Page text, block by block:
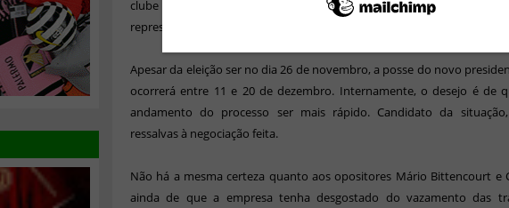
clube negocia com a Nike, de forma avançada. Inclusive já tendo
representantes desta empresa - confirmou Peter.
Apesar da eleição ser no dia 26 de novembro, a posse do novo
ocorrerá entre 11 e 20 de dezembro. Internamente, o desejo é de
andamento do processo ser mais rápido. Candidato da
ressalvas à negociação feita.
Não há a mesma certeza quanto aos opositores Mário Bittencourt e
ainda de que a empresa tenha desgostado do vazamento das